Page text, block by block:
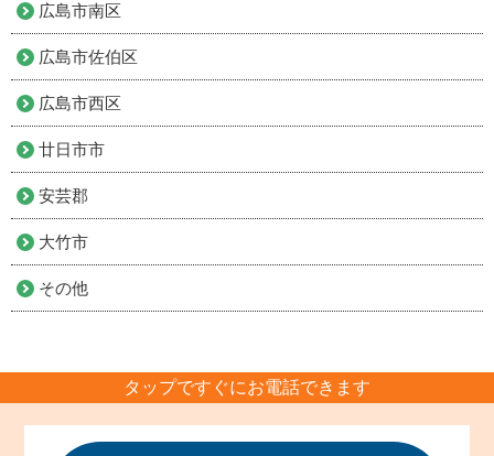
広島市南区
広島市佐伯区
広島市西区
廿日市市
安芸郡
大竹市
その他
タップですぐにお電話できます